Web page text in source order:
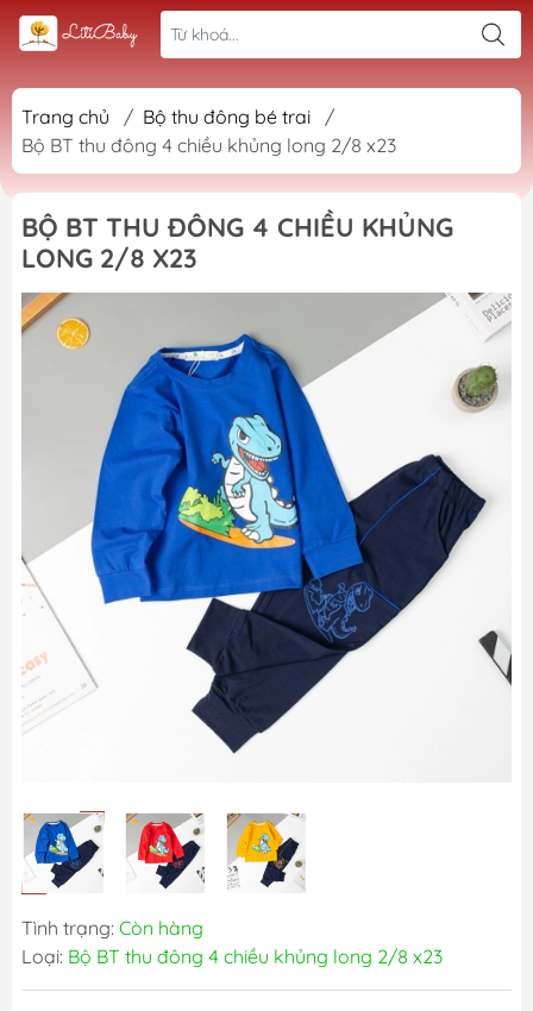
Trang chủ / Bộ thu đông bé trai
/
Bộ BT thu đông 4 chiều khủng long 2/8 x23
BỘ BT THU ĐÔNG 4 CHIỀU KHỦNG
LONG 2/8 X23
Tình trạng: Còn hàng
Loại: Bộ BT thu đông 4 chiều khủng long 2/8 x23